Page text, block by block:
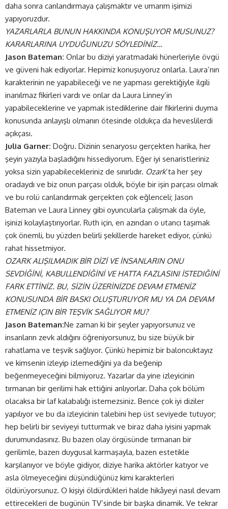
daha sonra canlandırmaya çalışmaktır ve umarım işimizi
yapıyoruzdur.
YAZARLARLA BUNUN HAKKINDA KONUŞUYOR MUSUNUZ?
KARARLARINA UYDUĞUNUZU SÖYLEDİNİZ…
Jason Bateman: Onlar bu diziyi yaratmadaki hünerleriyle övgü
ve güveni hak ediyorlar. Hepimiz konuşuyoruz onlarla. Laura’nın
karakterinin ne yapabileceği ve ne yapması gerektiğiyle ilgili
inanılmaz fikirleri vardı ve onlar da Laura Linney’in
yapabileceklerine ve yapmak istediklerine dair fikirlerini duyma
konusunda anlayışlı olmanın ötesinde oldukça da heveslilerdi
açıkçası.
Julia Garner: Doğru. Dizinin senaryosu gerçekten harika, her
şeyin yazıyla başladığını hissediyorum. Eğer iyi senaristleriniz
yoksa sizin yapabilecekleriniz de sınırlıdır. Ozark’ta her şey
oradaydı ve biz onun parçası olduk, böyle bir işin parçası olmak
ve bu rolü canlandırmak gerçekten çok eğlenceli; Jason
Bateman ve Laura Linney gibi oyuncularla çalışmak da öyle,
işinizi kolaylaştırıyorlar. Ruth için, en azından o utancı taşımak
çok önemli, bu yüzden belirli şekillerde hareket ediyor, çünkü
rahat hissetmiyor.
OZARK ALIŞILMADIK BİR DİZİ VE İNSANLARIN ONU
SEVDİĞİNİ, KABULLENDİĞİNİ VE HATTA FAZLASINI İSTEDIĞİNİ
FARK ETTİNİZ. BU, SİZİN ÜZERİNİZDE DEVAM ETMENİZ
KONUSUNDA BİR BASKI OLUŞTURUYOR MU YA DA DEVAM
ETMENİZ IÇIN BİR TEŞVİK SAĞLIYOR MU?
Jason Bateman:Ne zaman ki bir şeyler yapıyorsunuz ve
insanların zevk aldığını öğreniyorsunuz, bu size büyük bir
rahatlama ve teşvik sağlıyor. Çünkü hepimiz bir baloncuktayız
ve kimsenin izleyip izlemediğini ya da beğenip
beğenmeyeceğini bilmiyoruz. Yazarlar da yine izleyicinin
tırmanan bir gerilimi hak ettiğini anlıyorlar. Daha çok bölüm
olacaksa bir laf kalabalığı istemezsiniz. Bence çok iyi diziler
yapılıyor ve bu da izleyicinin talebini hep üst seviyede tutuyor;
hep belirli bir seviyeyi tutturmak ve biraz daha iyisini yapmak
durumundasınız. Bu bazen olay örgüsünde tırmanan bir
gerilimle, bazen duygusal karmaşayla, bazen estetikle
karşılanıyor ve böyle gidiyor, diziye harika aktörler katıyor ve
asla ölmeyeceğini düşündüğünüz kimi karakterleri
öldürüyorsunuz. O kişiyi öldürdükleri halde hikâyeyi nasıl devam
ettirecekleri de bugünün TV’sinde bir başka dinamik. Ve tekrar